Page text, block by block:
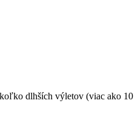
dlhších výletov (viac ako